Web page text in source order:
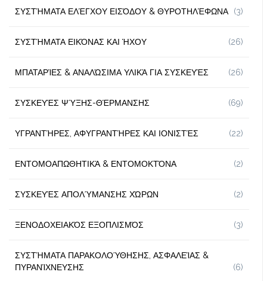
ΣΥΣΤΉΜΑΤΑ ΕΛΈΓΧΟΥ ΕΙΣΌΔΟΥ & ΘΥΡΟΤΗΛΈΦΩΝΑ (3)
ΣΥΣΤΉΜΑΤΑ ΕΙΚΌΝΑΣ ΚΑΙ ΉΧΟΥ (26)
ΜΠΑΤΑΡΊΕΣ & ΑΝΑΛΏΣΙΜΑ ΥΛΙΚΆ ΓΙΑ ΣΥΣΚΕΥΈΣ (26)
ΣΥΣΚΕΥΈΣ ΨΎΞΗΣ-ΘΈΡΜΑΝΣΗΣ (69)
ΥΓΡΑΝΤΉΡΕΣ, ΑΦΥΓΡΑΝΤΉΡΕΣ ΚΑΙ ΙΟΝΙΣΤΈΣ (22)
ΕΝΤΟΜΟΑΠΩΘΗΤΙΚΆ & ΕΝΤΟΜΟΚΤΌΝΑ (2)
ΣΥΣΚΕΥΈΣ ΑΠΟΛΎΜΑΝΣΗΣ ΧΏΡΩΝ (2)
ΞΕΝΟΔΟΧΕΙΑΚΌΣ ΕΞΟΠΛΙΣΜΌΣ (3)
ΣΥΣΤΉΜΑΤΑ ΠΑΡΑΚΟΛΟΎΘΗΣΗΣ, ΑΣΦΑΛΕΊΑΣ &
ΠΥΡΑΝΊΧΝΕΥΣΗΣ
(6)